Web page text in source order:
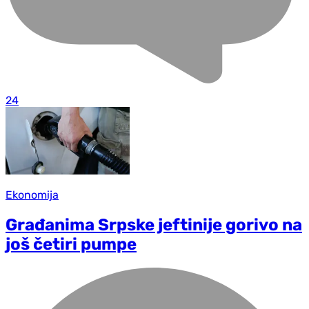
24
Ekonomija
Građanima Srpske jeftinije gorivo na
još četiri pumpe